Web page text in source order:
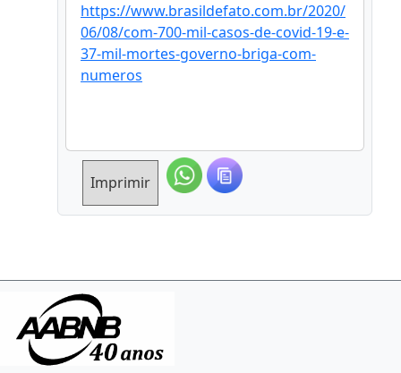
https://www.brasildefato.com.br/2020/
06/08/com-700-mil-casos-de-covid-19-e-
37-mil-mortes-governo-briga-com-
numeros
Imprimir